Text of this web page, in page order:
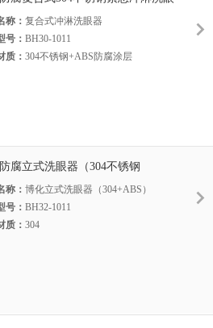
1011（ABS）
称： 复合式冲淋洗眼器
号： BH30-1011
质： 304不锈钢+ABS防腐涂层
腐立式洗眼器（304不锈钢
）BH32-1011
称： 博化立式洗眼器（304+ABS）
号： BH32-1011
质： 304